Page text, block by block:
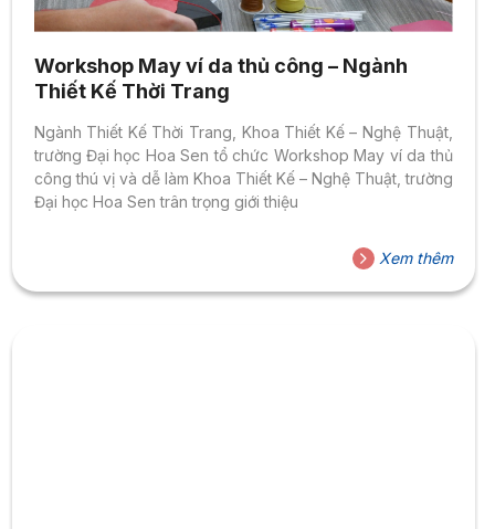
Workshop May ví da thủ công – Ngành
Thiết Kế Thời Trang
Ngành Thiết Kế Thời Trang, Khoa Thiết Kế – Nghệ Thuật,
trường Đại học Hoa Sen tổ chức Workshop May ví da thủ
công thú vị và dễ làm Khoa Thiết Kế – Nghệ Thuật, trường
Đại học Hoa Sen trân trọng giới thiệu
Xem thêm